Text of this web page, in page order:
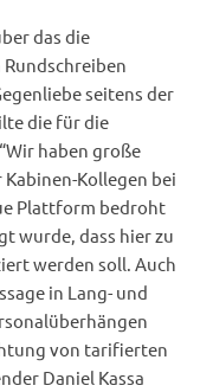
das die
seitens der
die für die
haben große
Kollegen bei
Plattform bedroht
wurde, dass hier zu
werden soll. Auch
in Lang- und
von tarifierten
Daniel Kassa